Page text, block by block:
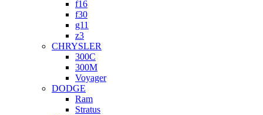
f16
f30
g11
z3
CHRYSLER
300C
300M
Voyager
DODGE
Ram
Stratus